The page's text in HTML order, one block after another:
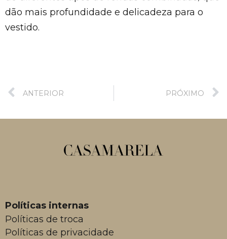
dão mais profundidade e delicadeza para o
vestido.
ANTERIOR PRÓXIMO
Políticas internas
Políticas de troca
Políticas de privacidade